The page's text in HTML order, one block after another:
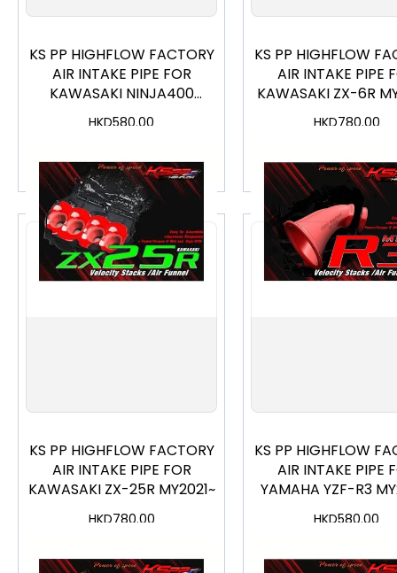
KS PP HIGHFLOW FACTORY
AIR INTAKE PIPE FOR
KAWASAKI NINJA400
MY2018~
HKD580.00
加入購物車
KS PP HIGHFLOW
AIR INTAKE PIPE
KAWASAKI ZX-6R
HKD780.00
加入購物車
KS PP HIGHFLOW FACTORY
AIR INTAKE PIPE FOR
KAWASAKI ZX-25R MY2021~
HKD780.00
加入購物車
KS PP HIGHFLOW
AIR INTAKE PIPE
YAMAHA YZF-R3
HKD580.00
加入購物車